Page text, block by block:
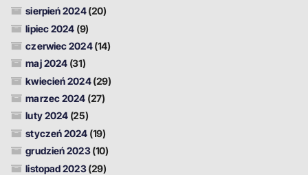
sierpień 2024(20)
lipiec 2024 (9)
czerwiec 2024(14)
maj 2024 (31)
kwiecień 2024(29)
marzec 2024 (27)
luty 2024 (25)
styczeń 2024 (19)
grudzień 2023(10)
listopad 2023(29)